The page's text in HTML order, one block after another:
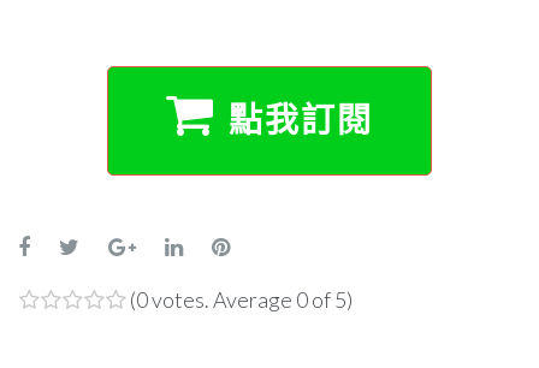
點我訂閱
(0 votes. Average 0of 5)